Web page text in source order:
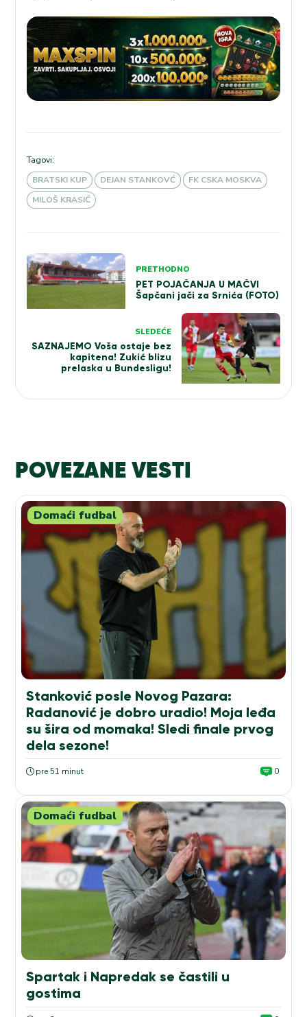
Tagovi:
BRATSKI KUP
DEJAN STANKOVĆ
FK CSKA MOSKVA
MILOŠ KRASIĆ
Kretanje
članka
PRETHODNO
PET POJAČANJA U MAČVI
Šapčani jači za Srnića (FOTO)
SLEDEĆE
SAZNAJEMO Voša ostaje bez
kapitena! Zukić blizu
prelaska u Bundesligu!
POVEZANE VESTI
Domaći fudbal
Stanković posle Novog Pazara:
Radanović je dobro uradio! Moja leđa
su šira od momaka! Sledi finale prvog
dela sezone!
pre 51 minut 0
Domaći fudbal
Spartak i Napredak se častili u
gostima